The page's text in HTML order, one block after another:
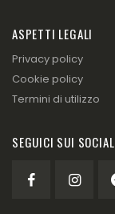
ASPETTI LEGALI
Privacy policy
Cookie policy
Termini di utilizzo
SEGUICI SUI SOCIAL